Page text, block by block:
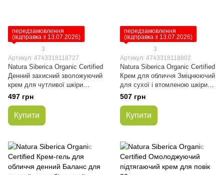
передзамовлення
(відправка з 13.07.2026)
3
Артикул: 4743318118727
Natura Siberica Organic Certified
Денний захисний зволожуючий
крем для чутливої ​​шкіри
обличчя 50мл
497 грн
Купити
передзамовлення
(відправка з 13.07.2026)
3
Артикул: 4743318118802
Natura Siberica Organic Certified
Крем для обличчя Зміцнюючий
для сухої і втомленою шкіри
день і ніч 50мл
507 грн
Купити